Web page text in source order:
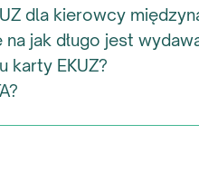
dla kierowcy
jak długo jest
karty EKUZ?